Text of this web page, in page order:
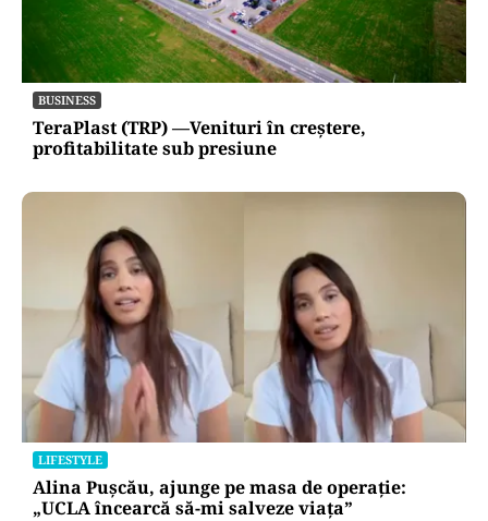
BUSINESS
TeraPlast (TRP) —Venituri în creștere,
profitabilitate sub presiune
LIFESTYLE
Alina Pușcău, ajunge pe masa de operație:
„UCLA încearcă să-mi salveze viața”